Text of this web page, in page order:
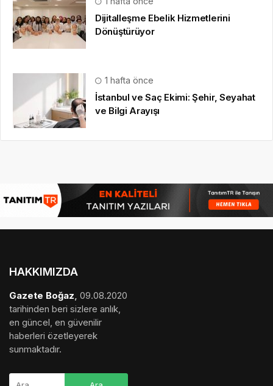
Dijitalleşme Ebelik Hizmetlerini
Dönüştürüyor
1 hafta önce
İstanbul ve Saç Ekimi: Şehir, Seyahat
ve Bilgi Arayışı
HAKKIMIZDA
Gazete Boğaz, 09.08.2020
tarihinden beri sizlere anlık,
en güncel, en güvenilir
haberleri özetleyerek
sunmaktadır.